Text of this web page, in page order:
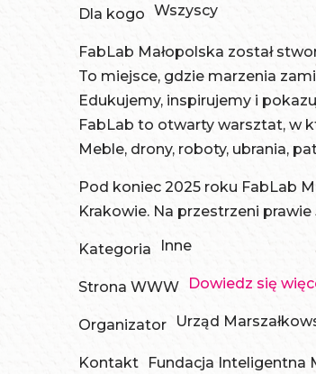
Dla kogo Wszyscy
FabLab Małopolska został
To miejsce, gdzie marzenia
Edukujemy, inspirujemy i
FabLab to otwarty warsztat, w
Meble, drony, roboty, ubrania,
Pod koniec 2025 roku FabLab
Krakowie. Na przestrzeni prawie
Kategoria Inne
Strona WWW Dowiedz się
Organizator Urząd
Kontakt Fundacja Inteligentna